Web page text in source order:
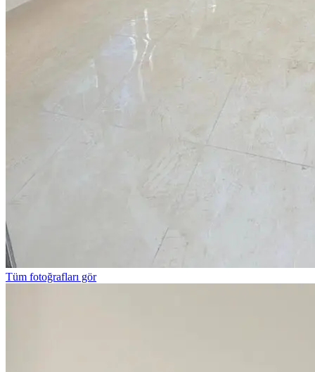
Tüm fotoğrafları gör